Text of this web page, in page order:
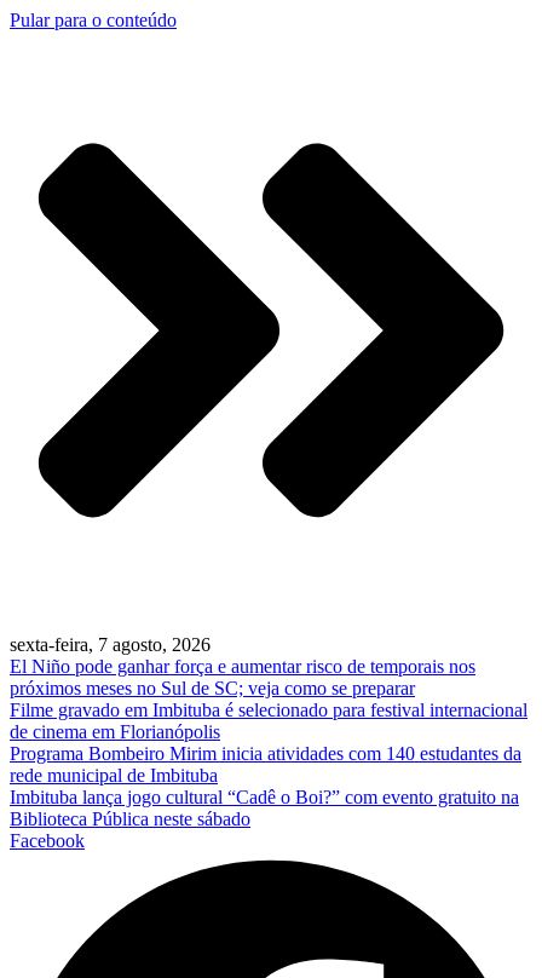
Pular para o conteúdo
sexta-feira, 7 agosto, 2026
El Niño pode ganhar força e aumentar risco de temporais nos
próximos meses no Sul de SC; veja como se preparar
Filme gravado em Imbituba é selecionado para festival internacional
de cinema em Florianópolis
Programa Bombeiro Mirim inicia atividades com 140 estudantes da
rede municipal de Imbituba
Imbituba lança jogo cultural “Cadê o Boi?” com evento gratuito na
Biblioteca Pública neste sábado
Facebook